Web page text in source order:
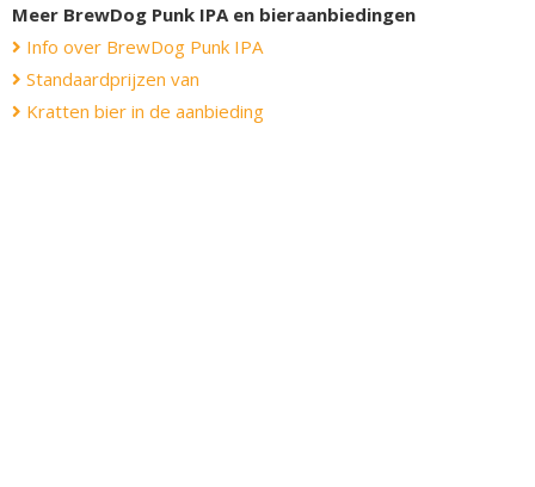
Meer BrewDog Punk IPA en bieraanbiedingen
Info over BrewDog Punk IPA
Standaardprijzen van
Kratten bier in de aanbieding